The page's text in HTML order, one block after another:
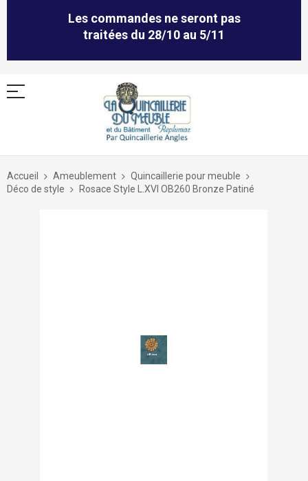
Les commandes ne seront pas
traitées du 28/10 au 5/11
Allez
contenu
Accueil Ameublement
Quincaillerie pour meuble
Déco de style
Rosace Style L.XVI OB260 Bronze Patiné